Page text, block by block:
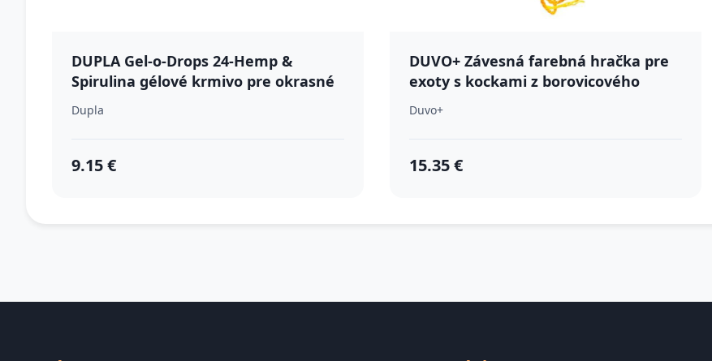
DUPLA Gel-o-Drops 24-Hemp &
Spirulina gélové krmivo pre okrasné
ryby /konope a spirulina 12x2g
Dupla
9.15 €
DUVO+ Závesná farebná hračka pre
exoty s kockami z borovicového
dreva, z konopných lán, sisalom a
Duvo+
15.35 €